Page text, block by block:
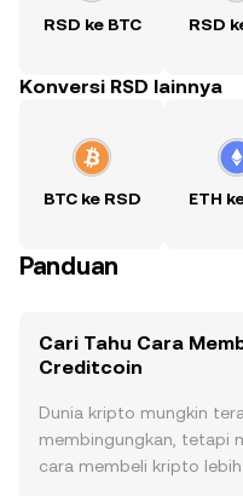
RSD ke BTC RSD
Konversi RSD lainnya
BTC ke RSD ETH
Panduan
Cari Tahu Cara
Creditcoin
Dunia kripto mungkin
membingungkan, tetapi
cara membeli kripto lebih